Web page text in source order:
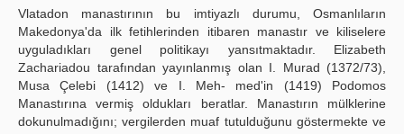
Vlatadon manastırının bu imtiyazlı durumu, Osmanlıların
Makedonya'da ilk fetihlerinden itibaren manastır ve kiliselere
uyguladıkları genel politikayı yansıtmaktadır. Elizabeth
Zachariadou tarafından yayınlanmış olan I. Murad (1372/73),
Musa Çelebi (1412) ve I. Meh- med'in (1419) Podomos
Manastırına vermiş oldukları beratlar. Manastırın mülklerine
dokunulmadığını; vergilerden muaf tutulduğunu göstermekte ve